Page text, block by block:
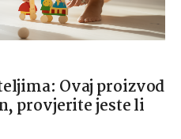
Ovaj proizvod
provjerite jeste li